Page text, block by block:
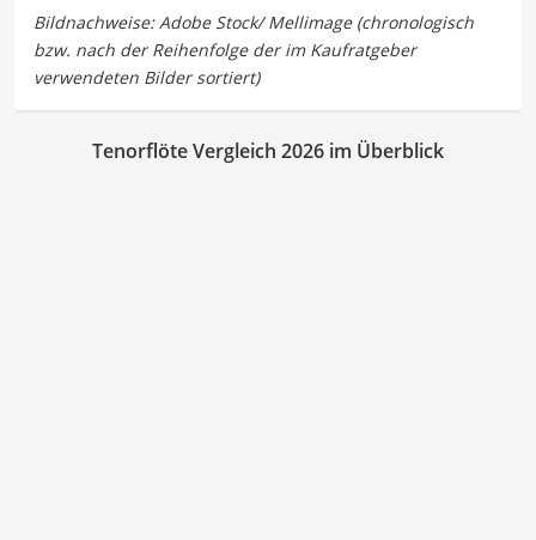
Tenorflöte Vergleich 2026 im Überblick